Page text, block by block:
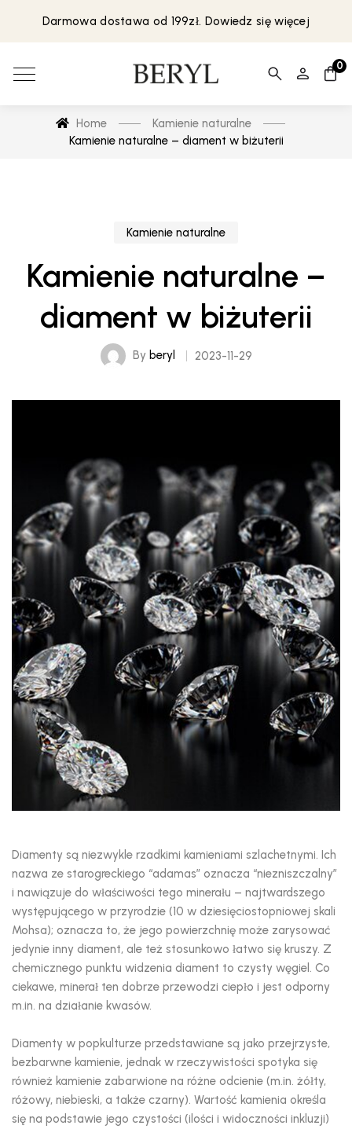
Darmowa dostawa od 199zł. Dowiedz się więcej
0
Home
Kamienie naturalne
Kamienie naturalne – diament w biżuterii
Kamienie naturalne
Kamienie naturalne –
diament w biżuterii
By beryl 2023-11-29
Diamenty są niezwykle rzadkimi kamieniami szlachetnymi. Ich
nazwa ze starogreckiego “adamas” oznacza “niezniszczalny”
i nawiązuje do właściwości tego minerału – najtwardszego
występującego w przyrodzie (10 w dziesięciostopniowej skali
Mohsa); oznacza to, że jego powierzchnię może zarysować
jedynie inny diament, ale też stosunkowo łatwo się kruszy. Z
chemicznego punktu widzenia diament to czysty węgiel. Co
ciekawe, minerał ten dobrze przewodzi ciepło i jest odporny
m.in. na działanie kwasów.
Diamenty w popkulturze przedstawiane są jako przejrzyste,
bezbarwne kamienie, jednak w rzeczywistości spotyka się
również kamienie zabarwione na różne odcienie (m.in. żółty,
różowy, niebieski, a także czarny). Wartość kamienia określa
się na podstawie jego czystości (ilości i widoczności inkluzji)